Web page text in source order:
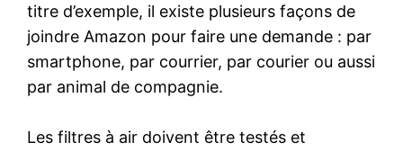
titre d’exemple, il existe plusieurs façons de
joindre Amazon pour faire une demande : par
smartphone, par courrier, par courier ou aussi
par animal de compagnie.
Les filtres à air doivent être testés et